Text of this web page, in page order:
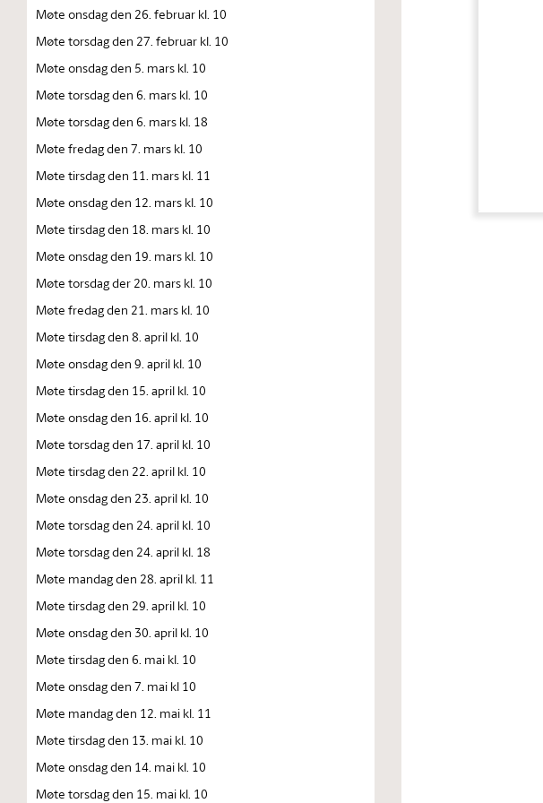
Møte onsdag den 26. februar kl. 10
Møte torsdag den 27. februar kl. 10
Møte onsdag den 5. mars kl. 10
Møte torsdag den 6. mars kl. 10
Møte torsdag den 6. mars kl. 18
Møte fredag den 7. mars kl. 10
Møte tirsdag den 11. mars kl. 11
Møte onsdag den 12. mars kl. 10
Møte tirsdag den 18. mars kl. 10
Møte onsdag den 19. mars kl. 10
Møte torsdag der 20. mars kl. 10
Møte fredag den 21. mars kl. 10
Møte tirsdag den 8. april kl. 10
Møte onsdag den 9. april kl. 10
Møte tirsdag den 15. april kl. 10
Møte onsdag den 16. april kl. 10
Møte torsdag den 17. april kl. 10
Møte tirsdag den 22. april kl. 10
Møte onsdag den 23. april kl. 10
Møte torsdag den 24. april kl. 10
Møte torsdag den 24. april kl. 18
Møte mandag den 28. april kl. 11
Møte tirsdag den 29. april kl. 10
Møte onsdag den 30. april kl. 10
Møte tirsdag den 6. mai kl. 10
Møte onsdag den 7. mai kl 10
Møte mandag den 12. mai kl. 11
Møte tirsdag den 13. mai kl. 10
Møte onsdag den 14. mai kl. 10
Møte torsdag den 15. mai kl. 10